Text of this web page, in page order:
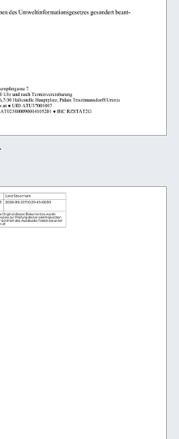
Land Steiermark
2026-03-20T10:29:43+01:00
Original dieses Dokumentes wurde
zur Prüfung dieser elektronischen
Echtheit des Ausdrucks finden Sie unter